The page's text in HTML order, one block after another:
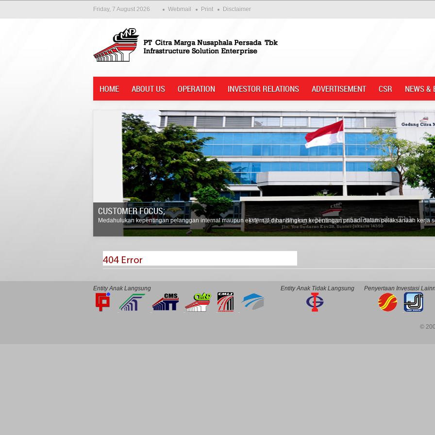
Friday, 7 August 2026 Webmail Print Disclaimer
HOME ABOUT US OPERATION INVESTOR RELATIONS ADVERTISEMENT CSR NEWS &
Customer Focus;
Medahulukan kepentingan pelanggan internal maupun eksternal dibandingkan kepentingan pribadi dalam pelaksanaan kerja
Entity Anak Langsung Entity Anak Tidak Langsung Penyertaan Investasi
©